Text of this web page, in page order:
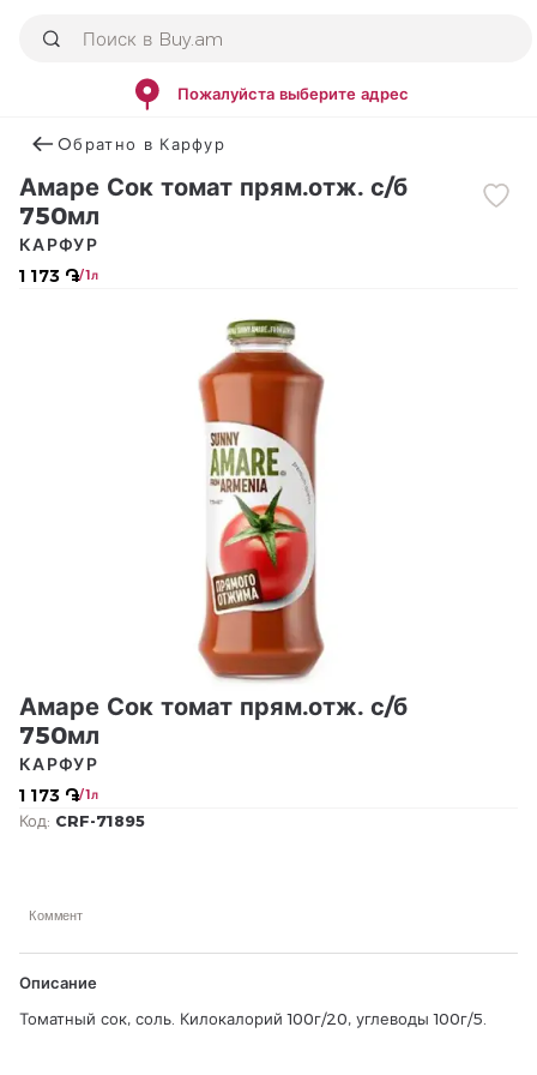
Пожалуйста выберите адрес
Օбратно в Карфур
Амаре Сок томат прям.отж. с/б
750мл
1 173 ֏/ 1л
КАРФУР
Амаре Сок томат прям.отж. с/б
750мл
1 173 ֏/ 1л
КАРФУР
Код: CRF-71895
Коммент
Описание
Томатный сок, соль. Килокалорий 100г/20, углеводы 100г/5.